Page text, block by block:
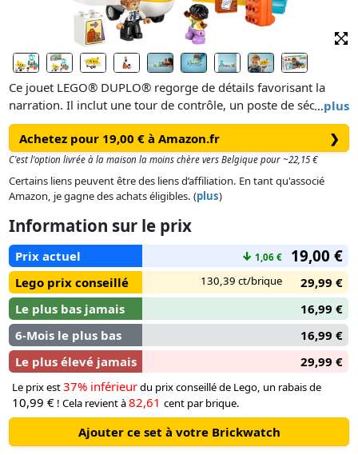
…plus
Ce jouet LEGO® DUPLO® regorge de détails favorisant la
narration. Il inclut une tour de contrôle, un poste de sécurité
où les tout-petits peuvent jouer à scanner la valise et à la
pousser dans le toboggan, ainsi qu’un avion pouvant
accueillirles figurines de l’ours, de l’enfant et du pilote.
Achetez pour 19,00 € à Amazon.fr ❯
C'est l'option livrée à la maison la moins chère vers Belgique pour ~22,15 €
Certains liens peuvent être des liens d’affiliation. En tant qu'associé
Amazon, je gagne des achats éligibles. (plus)
Information sur le prix
Prix actuel ↓ 1,06 € 19,00 €
Lego prix conseillé 130,39 ct/brique
29,99 €
Le plus bas jamais
16,99 €
6-Mois le plus bas
16,99 €
Le plus élevé jamais
29,99 €
Le prix est37% inférieurdu prix conseillé de Lego, un rabais de
10,99 € ! Cela revient à82,61 cent par brique.
Ajouter ce set à votre Brickwatch